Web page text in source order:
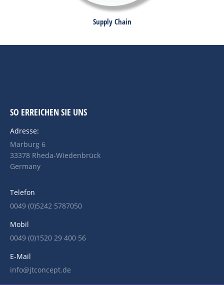
Supply Chain
SO ERREICHEN SIE UNS
Adresse:
Marburg 6
33378 Rheda-Wiedenbrück
Germany
Telefon
0049 (0)5242 5787050
Mobil
0049 (0)1520 29 400 56
E-Mail
info@jtconcept.de